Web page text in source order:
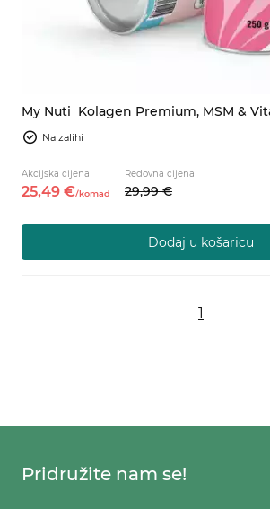
My Nuti Kolagen Premium, MSM &
Na zalihi
Akcijska cijena
25,49 €/komad
Redovna cijena
29,99 €
Dodaj u košaricu
1
Pridružite nam se!